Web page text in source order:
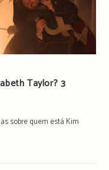
Taylor? 3
sobre quem está Kim